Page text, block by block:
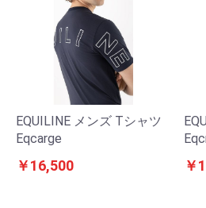
EQUILINE メンズ Tシャツ
Eqcarge
￥16,500 ￥